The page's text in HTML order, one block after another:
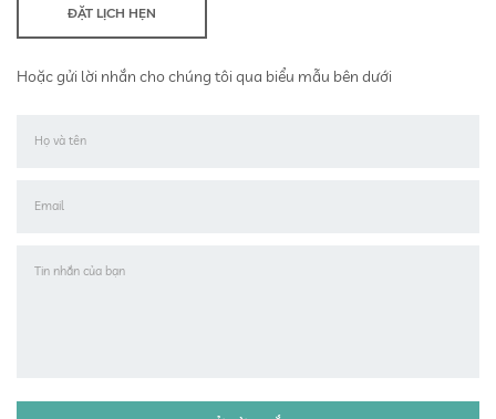
ĐẶT LỊCH HẸN
Hoặc gửi lời nhắn cho chúng tôi qua biểu mẫu bên dưới
Họ và tên
Email
Tin nhắn của bạn